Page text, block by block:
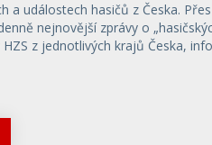
a událostech hasičů z Česka.
nejnovější zprávy o
z jednotlivých krajů Česka,